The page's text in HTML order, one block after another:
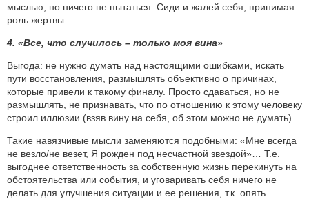
мыслью, но ничего не пытаться. Сиди и жалей себя, принимая
роль жертвы.
4. «Все, что случилось – только моя вина»
Выгода: не нужно думать над настоящими ошибками, искать
пути восстановления, размышлять объективно о причинах,
которые привели к такому финалу. Просто сдаваться, но не
размышлять, не признавать, что по отношению к этому человеку
строил иллюзии (взяв вину на себя, об этом можно не думать).
Такие навязчивые мысли заменяются подобными: «Мне всегда
не везло/не везет, Я рожден под несчастной звездой»… Т.е.
выгоднее ответственность за собственную жизнь перекинуть на
обстоятельства или события, и уговаривать себя ничего не
делать для улучшения ситуации и ее решения, т.к. опять